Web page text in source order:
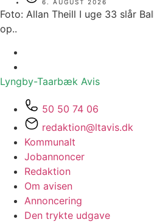
6. AUGUST 2026
Foto: Allan Theill I uge 33 slår
op..
Lyngby-Taarbæk Avis
50 50 74 06
redaktion@ltavis.dk
Kommunalt
Jobannoncer
Redaktion
Om avisen
Annoncering
Den trykte udgave